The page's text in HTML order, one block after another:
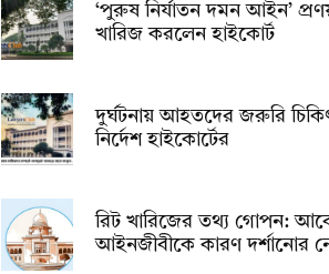
‘পুরুষ নির্যাতন দমন আইন’
খারিজ করলেন হাইকোর্ট
দুর্ঘটনায় আহতদের জরুরি
নির্দেশ হাইকোর্টের
রিট খারিজের তথ্য গোপন:
আইনজীবীকে কারণ দর্শানোর